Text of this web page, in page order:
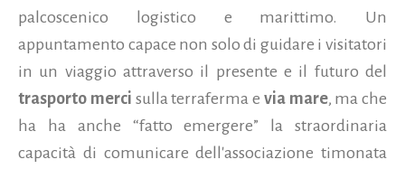
palcoscenico logistico e marittimo. Un
appuntamento capace non solo di guidare i visitatori
in un viaggio attraverso il presente e il futuro del
trasporto merci sulla terraferma e via mare, ma che
ha ha anche “fatto emergere” la straordinaria
capacità di comunicare dell'associazione timonata